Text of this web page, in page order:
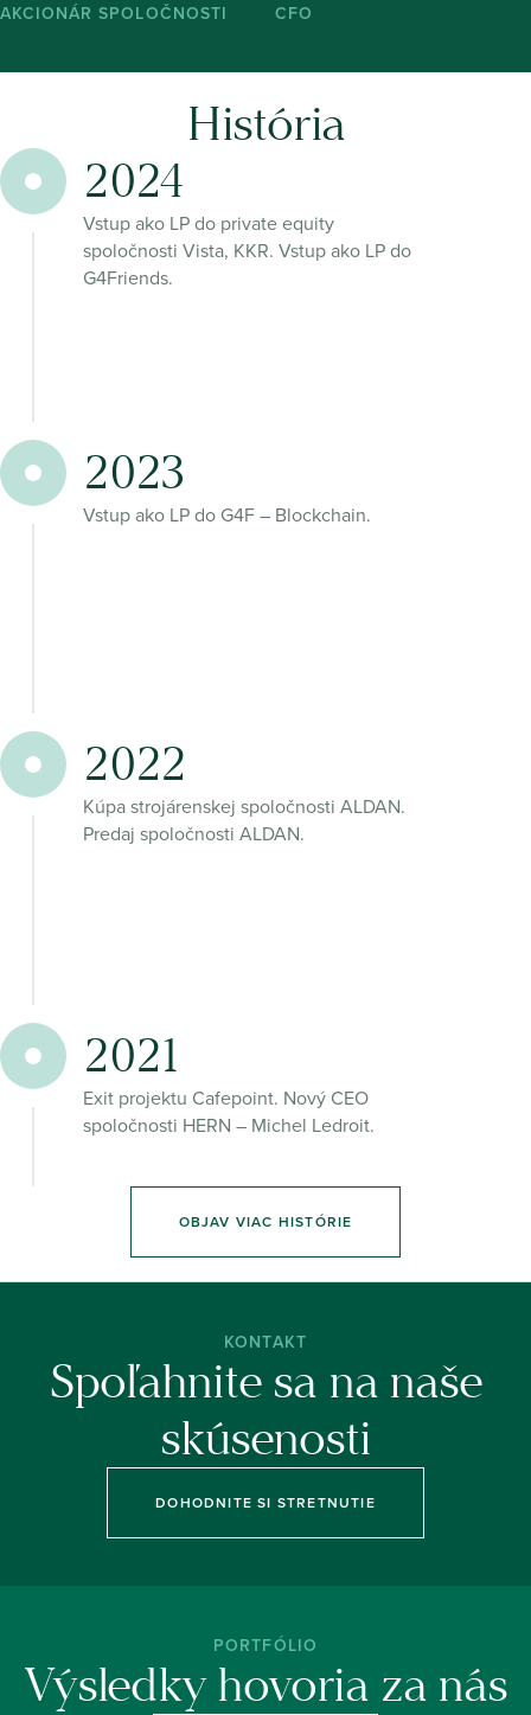
AKCIONÁR SPOLOČNOSTI CFO
História
2024
Vstup ako LP do private equity
spoločnosti Vista, KKR. Vstup ako LP do
G4Friends.
2023
Vstup ako LP do G4F – Blockchain.
2022
Kúpa strojárenskej spoločnosti ALDAN.
Predaj spoločnosti ALDAN.
2021
Exit projektu Cafepoint. Nový CEO
spoločnosti HERN – Michel Ledroit.
OBJAV VIAC HISTÓRIE
KONTAKT
Spoľahnite sa na naše
skúsenosti
DOHODNITE SI STRETNUTIE
PORTFÓLIO
Výsledky hovoria za nás